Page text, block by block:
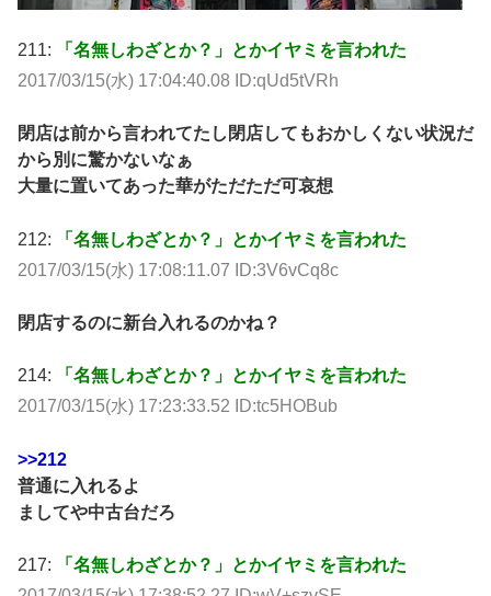
211:
「名無しわざとか？」とかイヤミを言われた
2017/03/15(水) 17:04:40.08 ID:qUd5tVRh
閉店は前から言われてたし閉店してもおかしくない状況だ
から別に驚かないなぁ
大量に置いてあった華がただただ可哀想
212:
「名無しわざとか？」とかイヤミを言われた
2017/03/15(水) 17:08:11.07 ID:3V6vCq8c
閉店するのに新台入れるのかね？
214:
「名無しわざとか？」とかイヤミを言われた
2017/03/15(水) 17:23:33.52 ID:tc5HOBub
>>212
普通に入れるよ
ましてや中古台だろ
217:
「名無しわざとか？」とかイヤミを言われた